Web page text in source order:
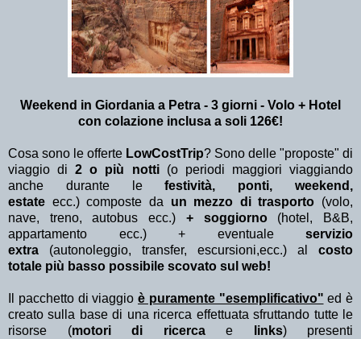
Weekend in Giordania a Petra - 3 giorni - Volo + Hotel
con colazione inclusa a soli 126€!
Cosa sono le offerte LowCostTrip? Sono delle "proposte" di
viaggio di2 o più notti (o periodi maggiori viaggiando
anche durante lefestività, ponti, weekend,
estate ecc.) composte da un mezzo di trasporto (volo,
nave, treno, autobus ecc.) + soggiorno(hotel, B&B,
appartamento ecc.) + eventuale servizio
extra (autonoleggio, transfer, escursioni,ecc.) al costo
totale più basso possibile scovato sul web!
Il pacchetto di viaggio è puramente "esemplificativo" ed è
creato sulla base di una ricerca effettuata sfruttando tutte le
risorse (motori di ricerca e links) presenti